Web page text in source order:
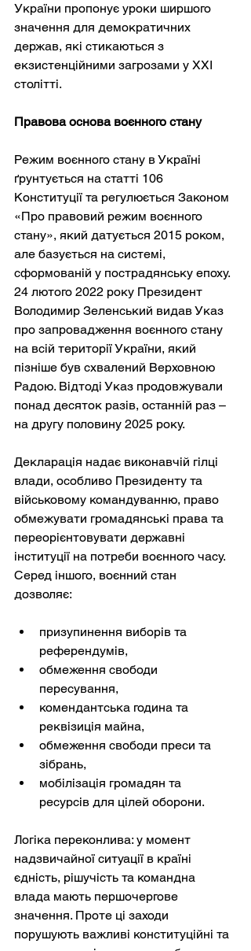
України пропонує уроки ширшого
значення для демократичних
держав, які стикаються з
екзистенційними загрозами у ХХІ
столітті.
Правова основа воєнного стану
Режим воєнного стану в Україні
ґрунтується на статті 106
Конституції та регулюється Законом
«Про правовий режим воєнного
стану», який датується 2015 роком,
але базується на системі,
сформованій у пострадянську епоху.
24 лютого 2022 року Президент
Володимир Зеленський видав Указ
про запровадження воєнного стану
на всій території України, який
пізніше був схвалений Верховною
Радою. Відтоді Указ продовжували
понад десяток разів, останній раз –
на другу половину 2025 року.
Декларація надає виконавчій гілці
влади, особливо Президенту та
військовому командуванню, право
обмежувати громадянські права та
переорієнтовувати державні
інституції на потреби воєнного часу.
Серед іншого, воєнний стан
дозволяє:
призупинення виборів та
референдумів,
обмеження свободи
пересування,
комендантська година та
реквізиція майна,
обмеження свободи преси та
зібрань,
мобілізація громадян та
ресурсів для цілей оборони.
Логіка переконлива: у момент
надзвичайної ситуації в країні
єдність, рішучість та командна
влада мають першочергове
значення. Проте ці заходи
порушують важливі конституційні та